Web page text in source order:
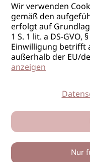
Wir verwenden
gemäß den
erfolgt auf
1 S. 1 lit. a DS-GVO,
Einwilligung betrifft
außerhalb der EU/
anzeigen
Nur